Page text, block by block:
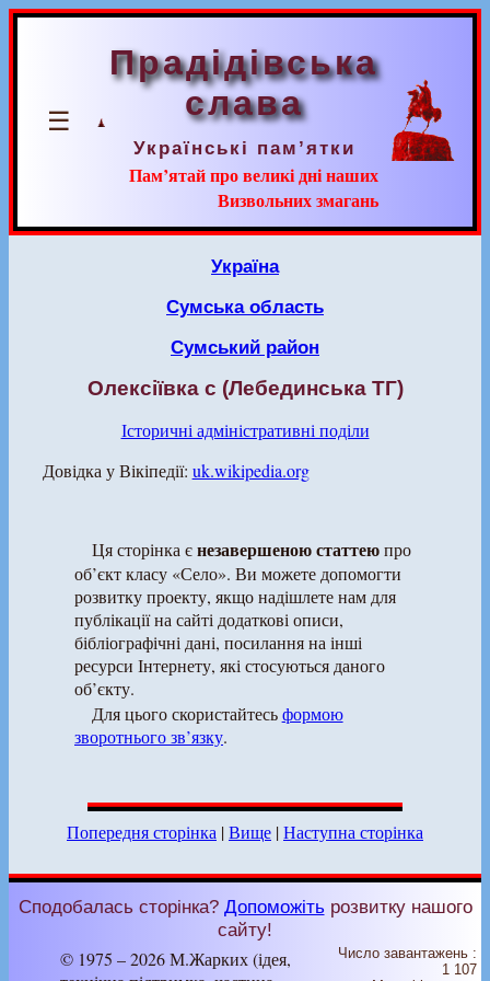
☰
Прадідівська
слава
Українські пам’ятки
Пам’ятай про великі дні наших
Визвольних змагань
Україна
Сумська область
Сумський район
Олексіївка с (Лебединська ТГ)
Історичні адміністративні поділи
Довідка у Вікіпедії: uk.wikipedia.org
Ця сторінка єнезавершеною статтеюпро
об’єкт класу «Село». Ви можете допомогти
розвитку проекту, якщо надішлете нам для
публікації на сайті додаткові описи,
бібліографічні дані, посилання на інші
ресурси Інтернету, які стосуються даного
об’єкту.
Для цього скористайтесьформою
зворотнього зв’язку.
Попередня сторінка |Вище |Наступна сторінка
Сподобалась сторінка? Допоможіть розвитку нашого
сайту!
© 1975 – 2026 М.Жарких (ідея,
Число завантажень :
1 107